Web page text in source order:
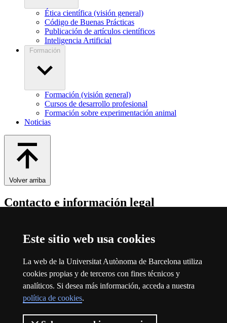
Este sitio web usa cookies
La web de la Universitat Autònoma de Barcelona utiliza
cookies propias y de terceros con fines técnicos y
analíticos. Si desea más información, acceda a nuestra
política de cookies.
Ética científica (visión general)
Código de Buenas Prácticas
Publicación de artículos científicos
Inteligencia Artificial
Formación
Formación (visión general)
Cursos de desarrollo profesional
Formación sobre experimentación animal
Noticias
Volver arriba
Contacto e información legal
Sobre el web
Universitat Autònoma de Barcelona
Aviso legalEste enlace se abre en una nueva ventana
Protección de datosEste enlace se abre en una nueva ventana
Sobre el webEste enlace se abre en una nueva ventana